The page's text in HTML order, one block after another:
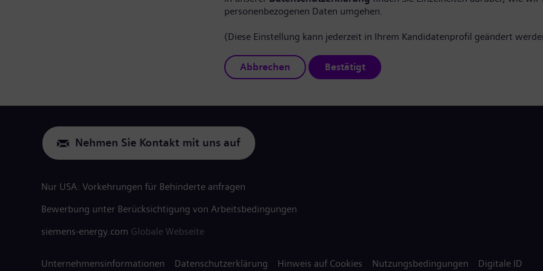
personenbezogenen Daten umgehen.
(Diese Einstellung kann jederzeit in Ihrem Kandidatenprofil geändert
Abbrechen Bestätigt
Nehmen Sie Kontakt mit uns auf
Nur USA: Vorkehrungen für Behinderte anfragen
Bewerbung unter Berücksichtigung von Arbeitsbedingungen
siemens-energy.com Globale Webseite
Unternehmensinformationen Datenschutzerklärung Hinweis auf Cookies Nutzungsbedingungen Digitale ID